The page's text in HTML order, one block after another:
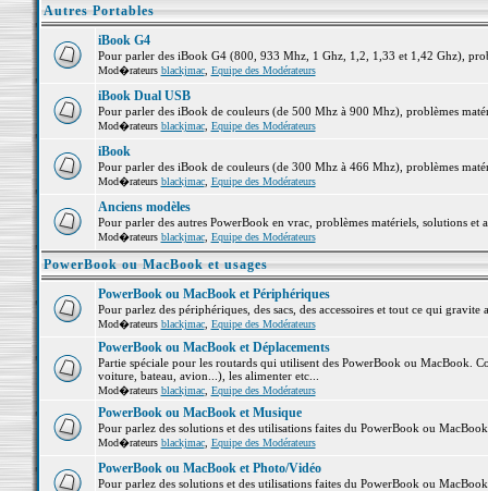
Autres Portables
iBook G4
Pour parler des iBook G4 (800, 933 Mhz, 1 Ghz, 1,2, 1,33 et 1,42 Ghz),
Mod�rateurs blackjmac, Equipe des Modérateurs
iBook Dual USB
Pour parler des iBook de couleurs (de 500 Mhz à 900 Mhz), problèmes
Mod�rateurs blackjmac, Equipe des Modérateurs
iBook
Pour parler des iBook de couleurs (de 300 Mhz à 466 Mhz), problèmes
Mod�rateurs blackjmac, Equipe des Modérateurs
Anciens modèles
Pour parler des autres PowerBook en vrac, problèmes matériels, solutions et
Mod�rateurs blackjmac, Equipe des Modérateurs
PowerBook ou MacBook et usages
PowerBook ou MacBook et Périphériques
Pour parlez des périphériques, des sacs, des accessoires et tout ce qui
Mod�rateurs blackjmac, Equipe des Modérateurs
PowerBook ou MacBook et Déplacements
Partie spéciale pour les routards qui utilisent des PowerBook ou MacBook.
voiture, bateau, avion...), les alimenter etc...
Mod�rateurs blackjmac, Equipe des Modérateurs
PowerBook ou MacBook et Musique
Pour parlez des solutions et des utilisations faites du PowerBook ou
Mod�rateurs blackjmac, Equipe des Modérateurs
PowerBook ou MacBook et Photo/Vidéo
Pour parlez des solutions et des utilisations faites du PowerBook ou